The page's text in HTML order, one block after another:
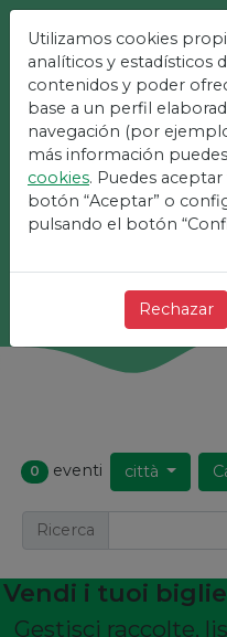
La
+ Veloce +
0 eventi città
Ricerca
Vendi i tuoi
Gestisci raccolte,
Utilizamos cookies
analíticos y estadísticos
contenidos y poder
base a un perfil
navegación (por
más información
cookies. Puedes
botón “Aceptar” o
pulsando el botón
Rechazar